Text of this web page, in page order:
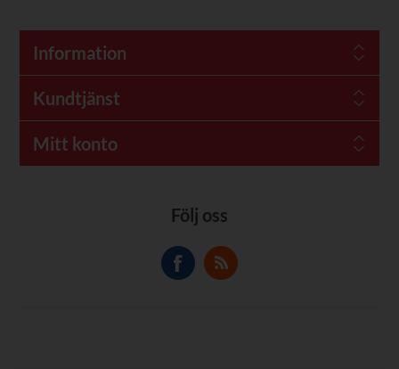
Information
Kundtjänst
Mitt konto
Följ oss